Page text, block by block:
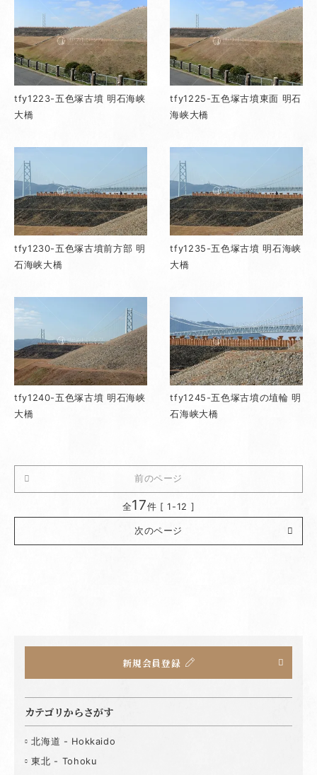
tfy1223-五色塚古墳 明石海峡
大橋
tfy1225-五色塚古墳東面 明石
海峡大橋
tfy1230-五色塚古墳前方部 明
石海峡大橋
tfy1235-五色塚古墳 明石海峡
大橋
tfy1240-五色塚古墳 明石海峡
大橋
tfy1245-五色塚古墳の埴輪 明
石海峡大橋
前のページ
全17件 [ 1-12 ]
次のページ
新規会員登録
カテゴリからさがす
北海道 - Hokkaido
東北 - Tohoku